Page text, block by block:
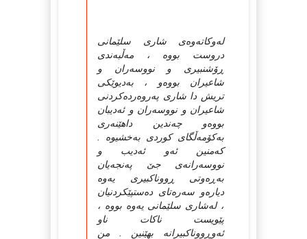
له‌وكاته‌وه‌ی شاری سلێمانی
دروست بووه‌ ، مه‌ڵبه‌ندی
ڕۆشنبیری و نووسه‌ران و
شاعیران بووه‌و ، به‌دیوێكی
تریش دا شاری په‌روه‌رده‌كردنی
شاعیران و نووسه‌ران و ئه‌دیبان
بووه‌و چه‌ندین داهێنه‌ری
به‌كۆمه‌ڵگای كوردی به‌خشیوه‌ .
كه‌منین ئه‌و ئه‌دیب و
نووسه‌رانه‌ی جێ‌ په‌نجه‌یان
به‌ڕه‌وتی ڕووناكبیری یه‌وه‌
دیاره‌و سه‌ره‌تای ده‌ستپێكردنیان
، له‌شاری سلێمانی یه‌وه‌ بووه‌ ،
پێویست ناكات ناو
ئه‌وڕووناكبیرانه‌ بهێنین . من